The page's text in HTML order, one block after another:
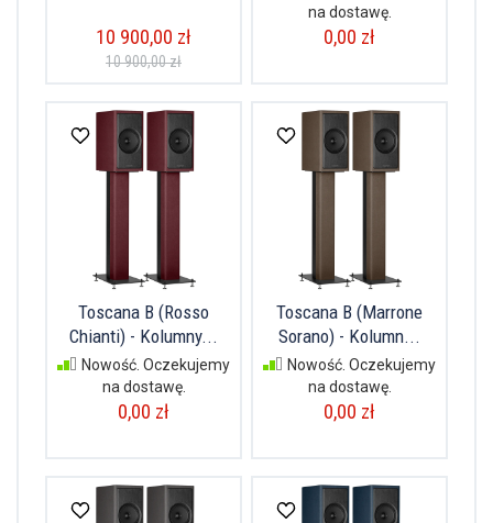
10 900,00 zł
10 900,00 zł
na dostawę.
0,00 zł
Toscana B (Rosso
Chianti) - Kolumny...
Nowość. Oczekujemy
na dostawę.
0,00 zł
Toscana B (Marrone
Sorano) - Kolumn...
Nowość. Oczekujemy
na dostawę.
0,00 zł